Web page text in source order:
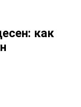
как